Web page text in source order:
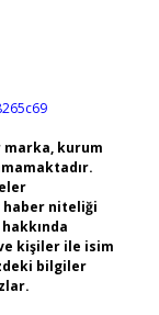
kurum
haber niteliği
kişiler ile isim
bilgiler